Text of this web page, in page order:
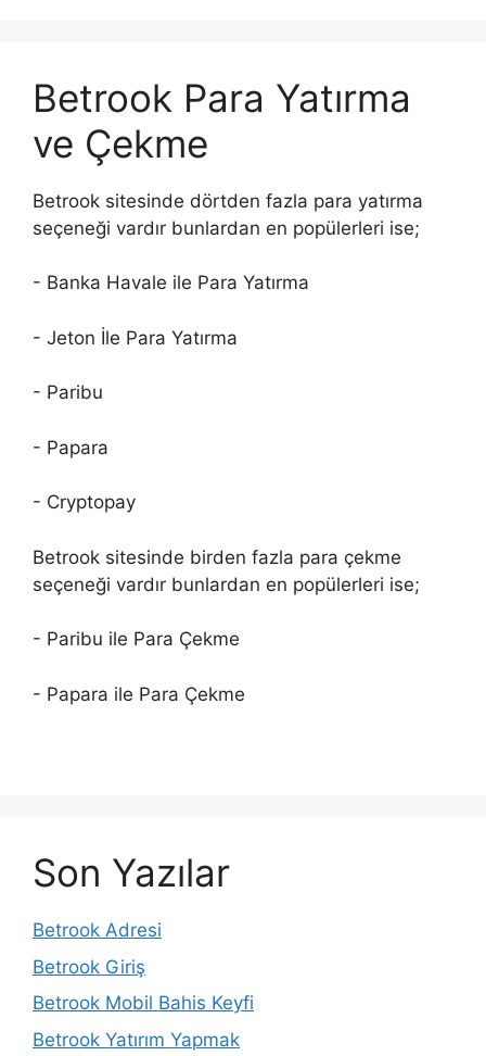
Betrook Para Yatırma
ve Çekme
Betrook sitesinde dörtden fazla para yatırma
seçeneği vardır bunlardan en popülerleri ise;
- Banka Havale ile Para Yatırma
- Jeton İle Para Yatırma
- Paribu
- Papara
- Cryptopay
Betrook sitesinde birden fazla para çekme
seçeneği vardır bunlardan en popülerleri ise;
- Paribu ile Para Çekme
- Papara ile Para Çekme
Son Yazılar
Betrook Adresi
Betrook Giriş
Betrook Mobil Bahis Keyfi
Betrook Yatırım Yapmak